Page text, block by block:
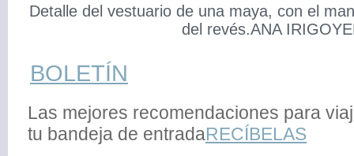
Detalle del vestuario de una maya, con el
del revés.ANA
BOLETÍN
Las mejores recomendaciones para
tu bandeja de entradaRECÍBELAS